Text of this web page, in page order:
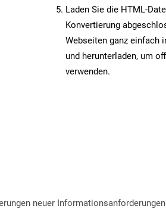
Laden Sie die HTML-
Konvertierung
Webseiten ganz einfach
und herunterladen, um
verwenden.
neuer